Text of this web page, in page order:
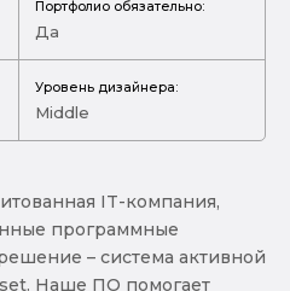
Портфолио обязательно:
Да
Уровень дизайнера:
Middle
IT-компания,
программные
– система активной
Наше ПО помогает